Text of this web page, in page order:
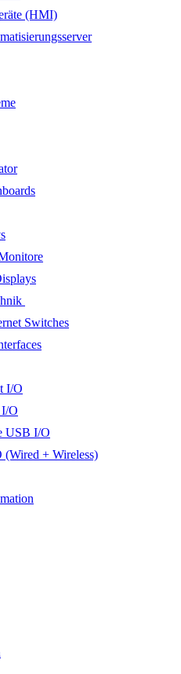
(HMI)
Switches
I/O
I/O
USB I/O
+ Wireless)